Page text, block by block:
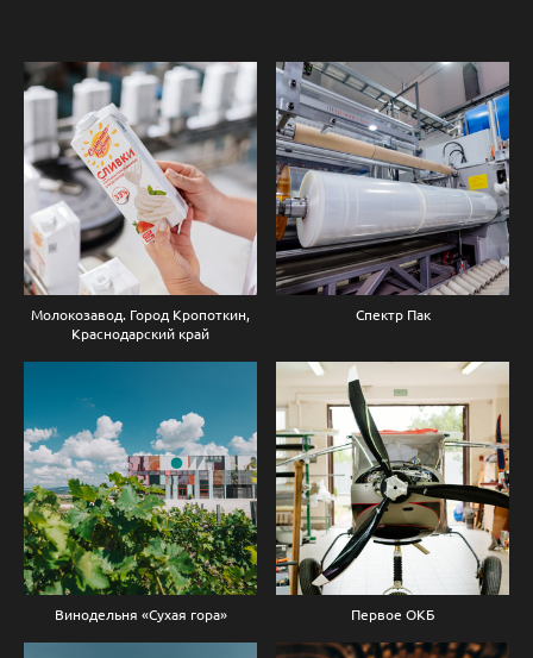
Молокозавод. Город Кропоткин,
Краснодарский край
Спектр Пак
Винодельня «Сухая гора» Первое ОКБ